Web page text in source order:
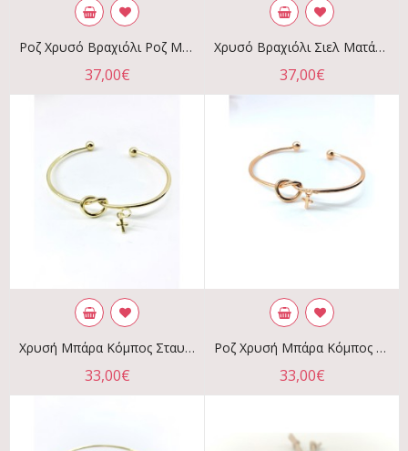
Ροζ Χρυσό Βραχιόλι Ροζ Ματάκι Σταυρός - Σετ 25τμχ
37,00€
Χρυσό Βραχιόλι Σιελ Ματάκι Σταυρός | Σετ 25τμχ
37,00€
Χρυσή Μπάρα Κόμπος Σταυρός | Σετ 25τμχ
33,00€
Ροζ Χρυσή Μπάρα Κόμπος Σταυρός | Σετ 25τμχ
33,00€